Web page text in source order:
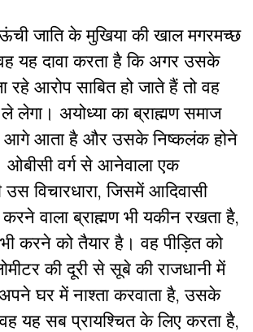
जाति के मुखिया की खाल मगरमच्छ
यह दावा करता है कि अगर उसके
रहे आरोप साबित हो जाते हैं तो वह
लेगा। अयोध्या का ब्राह्मण समाज
आता है और उसके निष्कलंक होने
ओबीसी वर्ग से आनेवाला एक
विचारधारा, जिसमें आदिवासी
वाला ब्राह्मण भी यकीन रखता है,
करने को तैयार है। वह पीड़ित को
की दूरी से सूबे की राजधानी में
घर में नाश्ता करवाता है, उसके
यह सब प्रायश्चित के लिए करता है,